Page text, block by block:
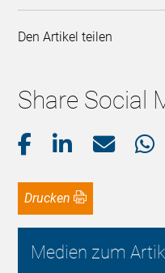
Den Artikel teilen
Share Social
Drucken
Medien zum